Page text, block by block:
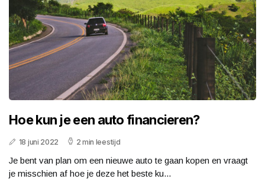
Hoe kun je een auto financieren?
18 juni 2022 2 min leestijd
Je bent van plan om een nieuwe auto te gaan kopen en vraagt
je misschien af hoe je deze het beste ku...